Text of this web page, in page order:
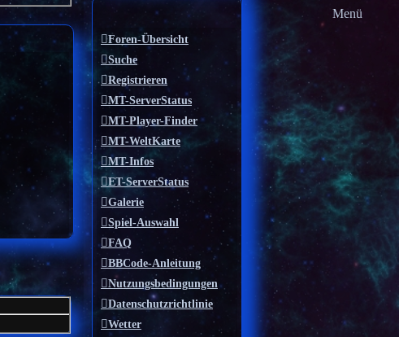
Menü
Foren-Übersicht
Suche
Registrieren
MT-ServerStatus
MT-Player-Finder
MT-WeltKarte
MT-Infos
ET-ServerStatus
Galerie
Spiel-Auswahl
FAQ
BBCode-Anleitung
Nutzungsbedingungen
Datenschutzrichtlinie
Wetter